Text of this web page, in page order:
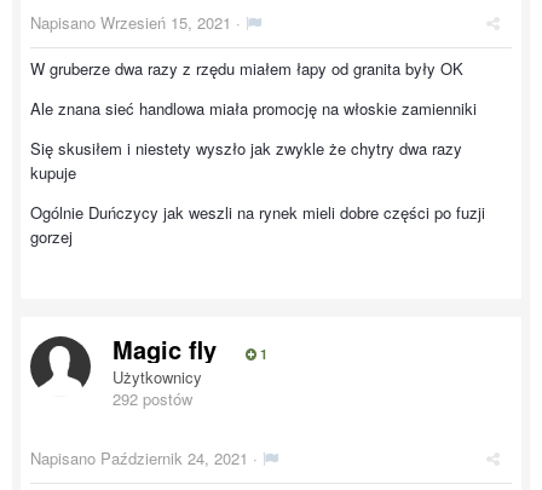
Napisano Wrzesień 15, 2021 ·
W gruberze dwa razy z rzędu miałem łapy od granita były OK
Ale znana sieć handlowa miała promocję na włoskie zamienniki
Się skusiłem i niestety wyszło jak zwykle że chytry dwa razy
kupuje
Ogólnie Duńczycy jak weszli na rynek mieli dobre części po fuzji
gorzej
Magic fly 1
Użytkownicy
292 postów
Napisano Październik 24, 2021 ·